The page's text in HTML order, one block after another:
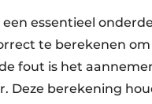
een essentieel
te berekenen
fout is het
Deze berekening